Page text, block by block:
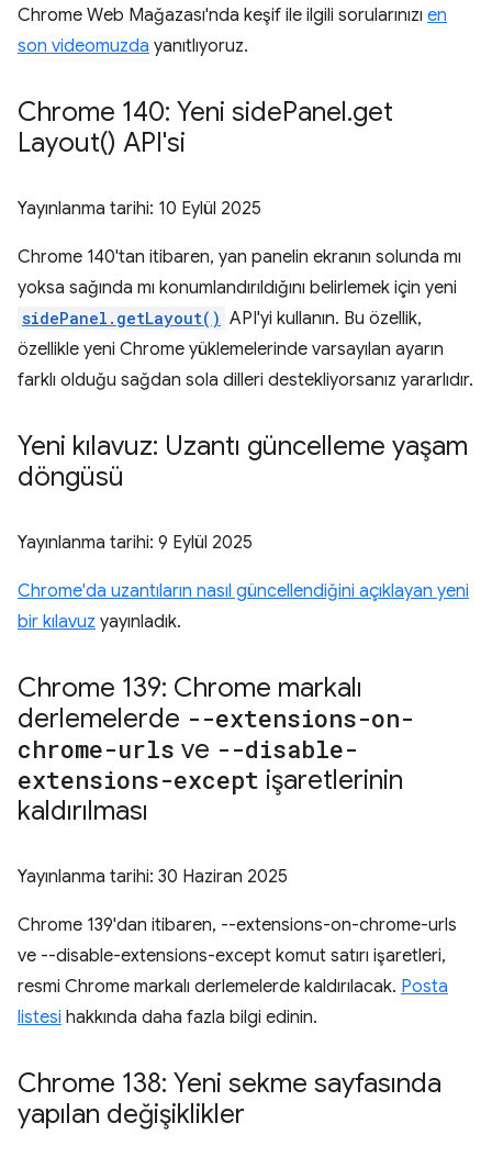
Chrome Web Mağazası'nda keşif ile ilgili sorularınızı en
son videomuzda yanıtlıyoruz.
Chrome 140: Yeni sidePanel.get
Layout() API'si
Yayınlanma tarihi: 10 Eylül 2025
Chrome 140'tan itibaren, yan panelin ekranın solunda mı
yoksa sağında mı konumlandırıldığını belirlemek için yeni
sidePanel.getLayout() API'yi kullanın. Bu özellik,
özellikle yeni Chrome yüklemelerinde varsayılan ayarın
farklı olduğu sağdan sola dilleri destekliyorsanız yararlıdır.
Yeni kılavuz: Uzantı güncelleme yaşam
döngüsü
Yayınlanma tarihi: 9 Eylül 2025
Chrome'da uzantıların nasıl güncellendiğini açıklayan yeni
bir kılavuz yayınladık.
Chrome 139: Chrome markalı
derlemelerde --extensions-on-
chrome-urls ve --disable-
extensions-except işaretlerinin
kaldırılması
Yayınlanma tarihi: 30 Haziran 2025
Chrome 139'dan itibaren, --extensions-on-chrome-urls
ve --disable-extensions-except komut satırı işaretleri,
resmi Chrome markalı derlemelerde kaldırılacak. Posta
listesi hakkında daha fazla bilgi edinin.
Chrome 138: Yeni sekme sayfasında
yapılan değişiklikler